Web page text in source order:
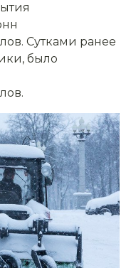
Сутками ранее
было